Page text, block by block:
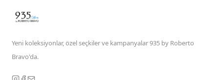
Yeni koleksiyonlar, özel seçkiler ve kampanyalar 935 by Roberto
Bravo'da.